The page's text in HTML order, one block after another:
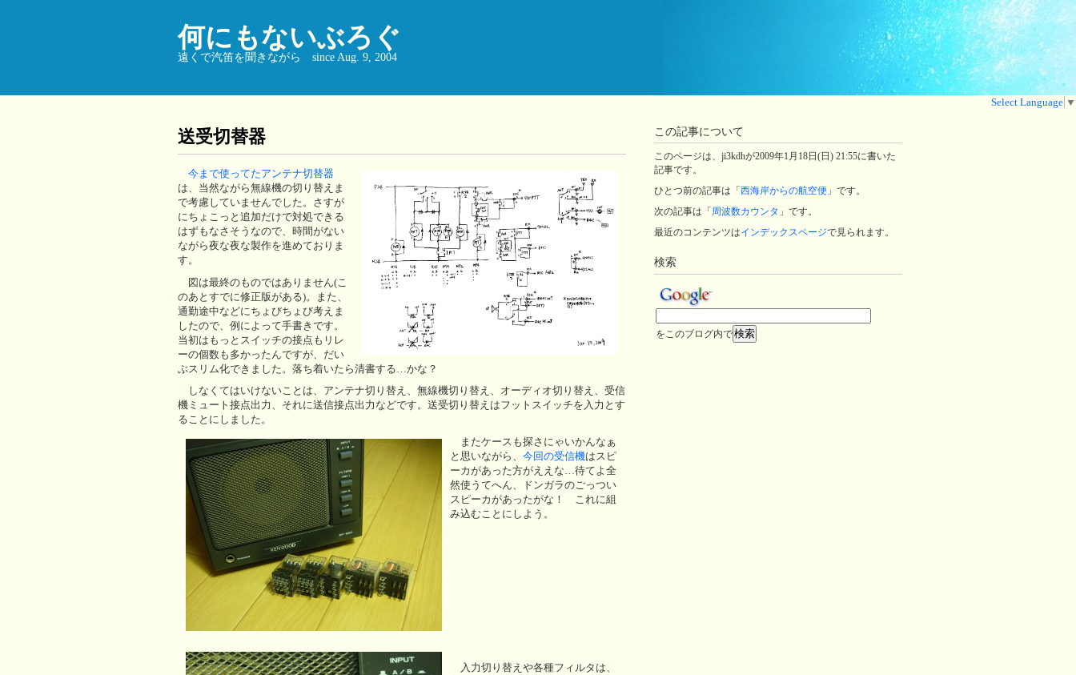
何にもないぶろぐ
遠くで汽笛を聞きながら since Aug. 9, 2004
Select Language ▼
送受切替器
今まで使ってたアンテナ切替器
は、当然ながら無線機の切り替えま
で考慮していませんでした。さすが
にちょこっと追加だけで対処できる
はずもなさそうなので、時間がない
ながら夜な夜な製作を進めておりま
す。
図は最終のものではありません(こ
のあとすでに修正版がある)。また、
通勤途中などにちょびちょび考えま
したので、例によって手書きです。
当初はもっとスイッチの接点もリレ
ーの個数も多かったんですが、だい
ぶスリム化できました。落ち着いたら清書する…かな？
しなくてはいけないことは、アンテナ切り替え、無線機切り替え、オーディオ切り替え、受信
機ミュート接点出力、それに送信接点出力などです。送受切り替えはフットスイッチを入力とす
ることにしました。
またケースも探さにゃいかんなぁ
と思いながら、 今回の受信機はスピ
ーカがあった方がええな…待てよ全
然使うてへん、ドンガラのごっつい
スピーカがあったがな！ これに組
み込むことにしよう。
入力切り替えや各種フィルタは、
この記事について
このページは、ji3kdhが2009年1月18日(日) 21:55に書いた
記事です。
ひとつ前の記事は「 西海岸からの航空便 」です。
次の記事は「 周波数カウンタ 」です。
最近のコンテンツはインデックスページで見られます。
検索
をこのブログ内で